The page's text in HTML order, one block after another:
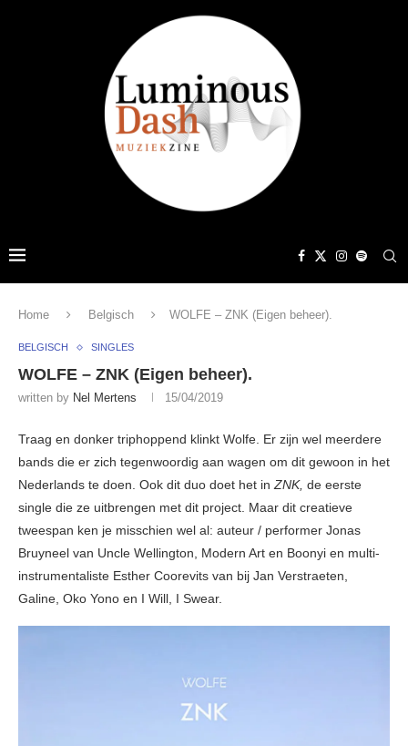
Home Belgisch WOLFE – ZNK (Eigen beheer).
BELGISCH SINGLES
WOLFE – ZNK (Eigen beheer).
written by Nel Mertens 15/04/2019
Traag en donker triphoppend klinkt Wolfe. Er zijn wel meerdere
bands die er zich tegenwoordig aan wagen om dit gewoon in het
Nederlands te doen. Ook dit duo doet het inZNK, de eerste
single die ze uitbrengen met dit project. Maar dit creatieve
tweespan ken je misschien wel al: auteur / performer Jonas
Bruyneel van Uncle Wellington, Modern Art en Boonyi en multi-
instrumentaliste Esther Coorevits van bij Jan Verstraeten,
Galine, Oko Yono en I Will, I Swear.